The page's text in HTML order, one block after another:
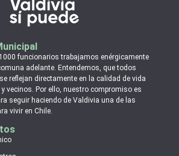
funcionarios trabajamos enérgicamente
adelante. Entendemos, que todos
reflejan directamente en la calidad de vida
vecinos. Por ello, nuestro compromiso es
seguir haciendo de Valdivia una de las
vivir en Chile.